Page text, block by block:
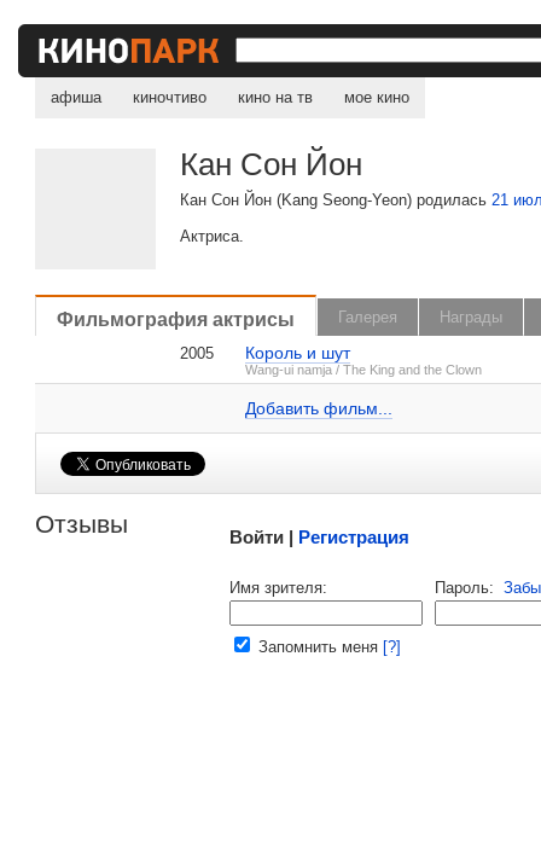
афиша киночтиво кино на тв мое кино
Кан Сон Йон
Кан Сон Йон (Kang Seong-Yeon) родилась21
Актриса.
Фильмография актрисы Галерея
Награды
2005
Король и шут
Wang-ui namja / The King and the Clown
Добавить фильм...
Кан Сон Йон на IMDB.com
Отзывы Войти | Регистрация
Имя зрителя: Пароль:
Запомнить меня [?]